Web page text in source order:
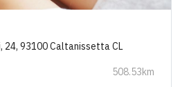
24, 93100 Caltanissetta CL
508.53km